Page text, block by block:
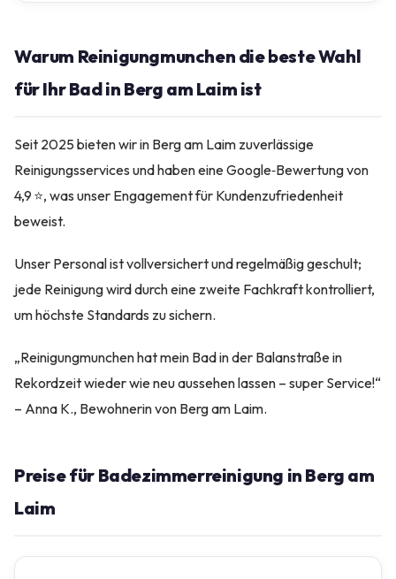
Warum Reinigungmunchen die beste Wahl
für Ihr Bad in Berg am Laim ist
Seit 2025 bieten wir in Berg am Laim zuverlässige
Reinigungsservices und haben eine Google‑Bewertung von
4,9 ⭐, was unser Engagement für Kundenzufriedenheit
beweist.
Unser Personal ist vollversichert und regelmäßig geschult;
jede Reinigung wird durch eine zweite Fachkraft kontrolliert,
um höchste Standards zu sichern.
„Reinigungmunchen hat mein Bad in der Balanstraße in
Rekordzeit wieder wie neu aussehen lassen – super Service!“
– Anna K., Bewohnerin von Berg am Laim.
Preise für Badezimmerreinigung in Berg am
Laim